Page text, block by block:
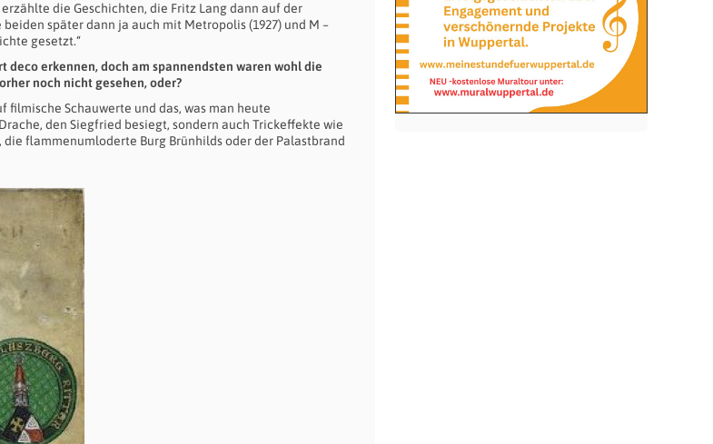
die Geschichten, die Fritz Lang dann auf der
später dann ja auch mit Metropolis (1927) und M –
gesetzt.“
deco erkennen, doch am spannendsten waren wohl die
noch nicht gesehen, oder?
filmische Schauwerte und das, was man heute
den Siegfried besiegt, sondern auch Trickeffekte wie
flammenumloderte Burg Brünhilds oder der Palastbrand